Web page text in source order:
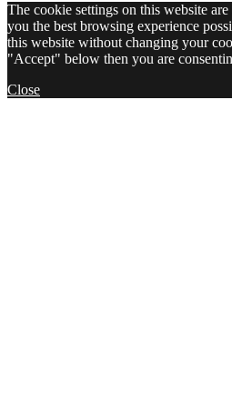
The cookie settings on this website
you the best browsing experience
this website without changing your
"Accept" below then you are
Close